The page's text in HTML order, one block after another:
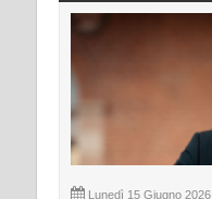
Lunedì 15 Giugno 2026